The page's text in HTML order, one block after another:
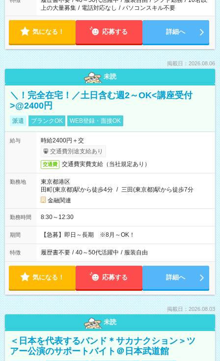
上の大量募集 / 電話対応なし / パソコンスキル不要
気になる！ 応募する 詳細へ
掲載日：2026.08.06
未読
＼！完全在宅！／土日含む週2～OK<講座受付
>@2400円
派遣 ブランクOK WEB登録・面接OK
給与
時給2400円＋交
交通費別途支給あり
交通費 交通費実費支給（当社規定あり）
勤務地
東京都港区
田町(東京都)駅から徒歩4分 / 三田(東京都)駅から徒歩7分
金融関連
勤務時間 8:30～12:30
期間 【急募】即日～長期 ※8月～OK！
特徴 履歴書不要 / 40～50代活躍中 / 服装自由
気になる！ 応募する 詳細へ
掲載日：2026.08.03
未読
＜日本を代表するバンド＊サカナクション＞ツ
アー公演のサポートバイト＠日本武道館